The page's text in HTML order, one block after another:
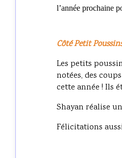
l’année prochaine
Côté Petit
Les petits
notées, des
cette année ! Ils
Shayan réalise
Félicitations